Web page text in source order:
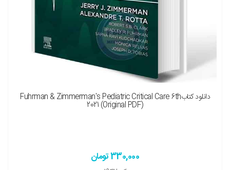
دانلود کتابFuhrman & Zimmerman's Pediatric Critical Care 6th
2021 (Original PDF)
330,000 تومان